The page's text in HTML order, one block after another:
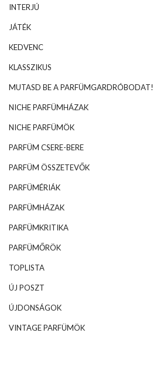
INTERJÚ
JÁTÉK
KEDVENC
KLASSZIKUS
MUTASD BE A PARFÜMGARDRÓBODAT!
NICHE PARFÜMHÁZAK
NICHE PARFÜMÖK
PARFÜM CSERE-BERE
PARFÜM ÖSSZETEVŐK
PARFÜMÉRIÁK
PARFÜMHÁZAK
PARFÜMKRITIKA
PARFÜMŐRÖK
TOPLISTA
ÚJ POSZT
ÚJDONSÁGOK
VINTAGE PARFÜMÖK